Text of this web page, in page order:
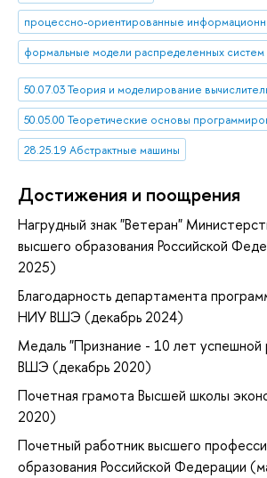
процессно-ориентированные
формальные модели распределенных систем
50.05.00 Теоретические основы
28.25.19 Абстрактные машины
Достижения и поощрения
Нагрудный знак "Ветеран"
высшего образования Российской
2025)
Благодарность департамента
НИУ ВШЭ (декабрь 2024)
Медаль "Признание - 10 лет
ВШЭ (декабрь 2020)
Почетная грамота Высшей школы
2020)
Почетный работник высшего
образования Российской Федерации